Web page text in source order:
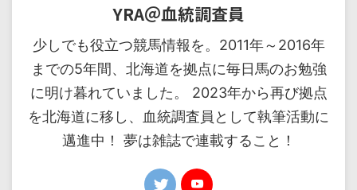
YRA＠血統調査員
少しでも役立つ競馬情報を。2011年～2016年
までの5年間、北海道を拠点に毎日馬のお勉強
に明け暮れていました。 2023年から再び拠点
を北海道に移し、血統調査員として執筆活動に
邁進中！ 夢は雑誌で連載すること！